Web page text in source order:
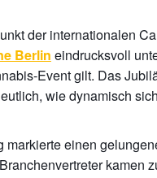
der internationalen
Berlin eindrucksvoll
Event gilt. Das
wie dynamisch
einen
kamen